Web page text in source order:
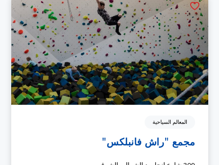
المعالم السياحية
مجمع "راش فانبلكس"